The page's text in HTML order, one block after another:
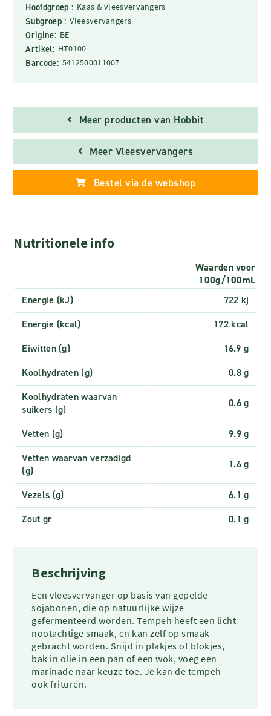
Hoofdgroep : Kaas & vleesvervangers
Subgroep : Vleesvervangers
Origine: BE
Artikel: HT0100
Barcode: 5412500011007
Meer producten van Hobbit
Meer Vleesvervangers
Bestel via de webshop
Nutritionele info
Waarden voor
100g/100mL
Energie (kJ)
722 kj
Energie (kcal)
172 kcal
Eiwitten (g)
16.9 g
Koolhydraten (g)
0.8 g
Koolhydraten waarvan
suikers (g)
0.6 g
Vetten (g)
9.9 g
Vetten waarvan verzadigd
(g)
1.6 g
Vezels (g)
6.1 g
Zout gr
0.1 g
Beschrijving
Een vleesvervanger op basis van gepelde
sojabonen, die op natuurlijke wijze
gefermenteerd worden. Tempeh heeft een licht
nootachtige smaak, en kan zelf op smaak
gebracht worden. Snijd in plakjes of blokjes,
bak in olie in een pan of een wok, voeg een
marinade naar keuze toe. Je kan de tempeh
ook frituren.